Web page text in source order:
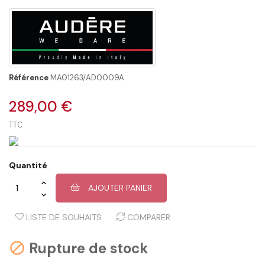
RéférenceMA01263/AD0009A
289,00 €
TTC
Quantité
AJOUTER PANIER
LISTE DE SOUHAITS COMPARER
 Rupture de stock